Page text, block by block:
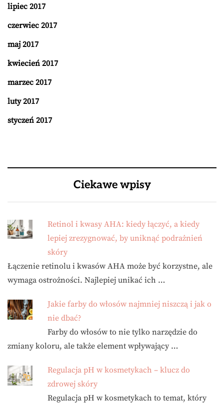
lipiec 2017
czerwiec 2017
maj 2017
kwiecień 2017
marzec 2017
luty 2017
styczeń 2017
Ciekawe wpisy
Retinol i kwasy AHA: kiedy łączyć, a kiedy
lepiej zrezygnować, by uniknąć podrażnień
skóry
Łączenie retinolu i kwasów AHA może być korzystne, ale
wymaga ostrożności. Najlepiej unikać ich …
Jakie farby do włosów najmniej niszczą i jak o
nie dbać?
Farby do włosów to nie tylko narzędzie do
zmiany koloru, ale także element wpływający …
Regulacja pH w kosmetykach – klucz do
zdrowej skóry
Regulacja pH w kosmetykach to temat, który